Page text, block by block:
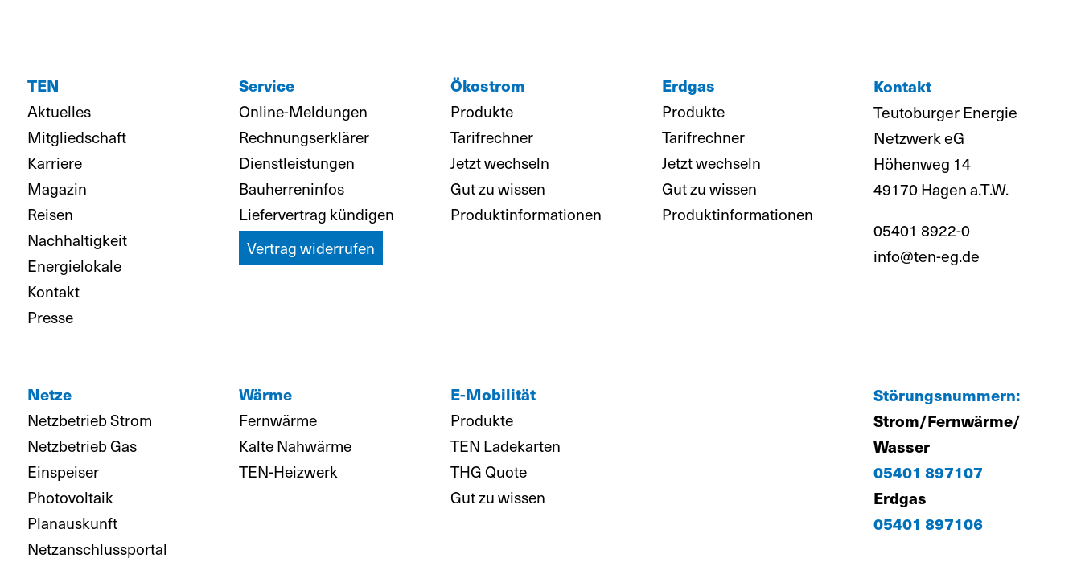
TEN
Aktuelles
Mitgliedschaft
Karriere
Magazin
Reisen
Nachhaltigkeit
Energielokale
Kontakt
Presse
Service
Online-Meldungen
Rechnungserklärer
Dienstleistungen
Bauherreninfos
Liefervertrag kündigen
Vertrag widerrufen
Ökostrom
Produkte
Tarifrechner
Jetzt wechseln
Gut zu wissen
Produktinformationen
Erdgas
Produkte
Tarifrechner
Jetzt wechseln
Gut zu wissen
Produktinformationen
Kontakt
Teutoburger Energie
Netzwerk eG
Höhenweg 14
49170 Hagen a.T.W.
05401 8922-0
info@ten-eg.de
Netze
Netzbetrieb Strom
Netzbetrieb Gas
Einspeiser
Photovoltaik
Planauskunft
Netzanschlussportal
Wärme
Fernwärme
Kalte Nahwärme
TEN-Heizwerk
E-Mobilität
Produkte
TEN Ladekarten
THG Quote
Gut zu wissen
Störungsnummern:
Strom/Fernwärme/
Wasser
05401 897107
Erdgas
05401 897106